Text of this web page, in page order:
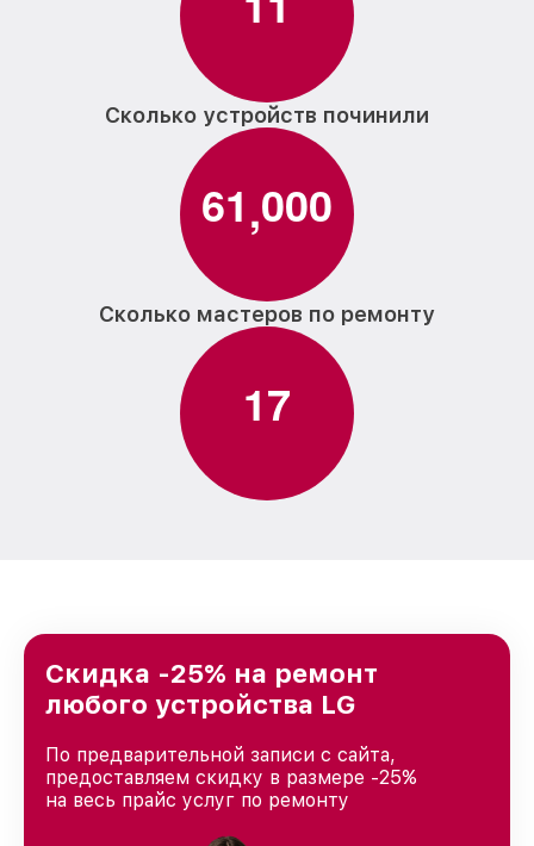
Сколько устройств починили
61,000
Сколько мастеров по ремонту
17
Скидка -25% на ремонт
любого устройства LG
По предварительной записи с сайта,
предоставляем скидку в размере -25%
на весь прайс услуг по ремонту